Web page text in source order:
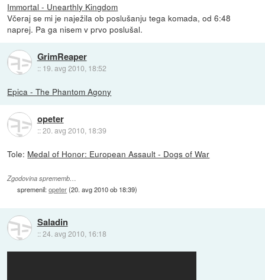
Immortal - Unearthly Kingdom
Včeraj se mi je naježila ob poslušanju tega komada, od 6:48
naprej. Pa ga nisem v prvo poslušal.
GrimReaper
:: 19. avg 2010, 18:52
Epica - The Phantom Agony
opeter
::20. avg 2010, 18:39
Tole: Medal of Honor: European Assault - Dogs of War
Zgodovina sprememb…
spremenil:opeter(20. avg 2010 ob 18:39)
Saladin
::24. avg 2010, 16:18